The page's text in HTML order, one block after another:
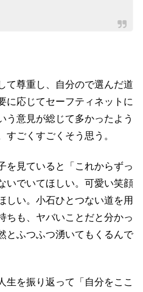
て尊重し、自分ので選んだ道
に応じてセーフティネットに
う意見が総じて多かったよう
すごくすごくそう思う。
を見ていると「これからずっ
いでいてほしい。可愛い笑顔
しい。小石ひとつない道を用
ちも、ヤバいことだと分かっ
とふつふつ湧いてもくるんで
生を振り返って「自分をここ